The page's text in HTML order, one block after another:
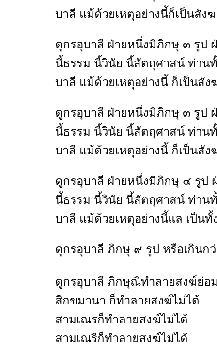
บาลี แม้ด้วยเหตุอย่างนี้ก็เป็นสัง
ดูกรอุบาลี ฝ่ายหนึ่งมีภิกษุ ๓ รูป
นี้ธรรม นี้วินัย นี้สัตถุศาสน์ ท่าน
บาลี แม้ด้วยเหตุอย่างนี้ ก็เป็นสั
ดูกรอุบาลี ฝ่ายหนึ่งมีภิกษุ ๓ รูป
นี้ธรรม นี้วินัย นี้สัตถุศาสน์ ท่าน
บาลี แม้ด้วยเหตุอย่างนี้ ก็เป็นสั
ดูกรอุบาลี ฝ่ายหนึ่งมีภิกษุ ๔ รูป
นี้ธรรม นี้วินัย นี้สัตถุศาสน์ ท่าน
บาลี แม้ด้วยเหตุอย่างนี้แล เป็น
ดูกรอุบาลี ภิกษุ ๙ รูป หรือเกินก
ดูกรอุบาลี ภิกษุณีทำลายสงฆ์ย่อ
สิกขมานา ก็ทำลายสงฆ์ไม่ได้
สามเณรก็ทำลายสงฆ์ไม่ได้
สามเณรีก็ทำลายสงฆ์ไม่ได้